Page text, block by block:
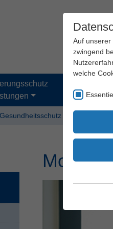
und
Mobiles
Auf unserer
zwingend
welche